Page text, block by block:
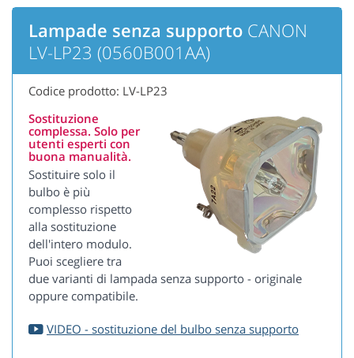
Lampade senza supporto CANON
LV-LP23 (0560B001AA)
Codice prodotto: LV-LP23
Sostituzione
complessa. Solo per
utenti esperti con
buona manualità.
Sostituire solo il
bulbo è più
complesso rispetto
alla sostituzione
dell'intero modulo.
Puoi scegliere tra
due varianti di lampada senza supporto - originale
oppure compatibile.
VIDEO - sostituzione del bulbo senza supporto